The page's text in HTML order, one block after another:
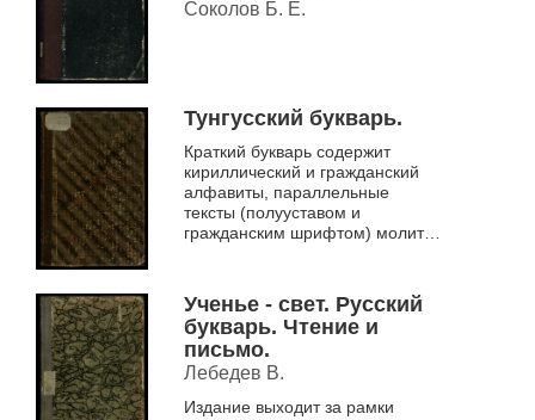
русского языка с
Соколов Б. Е.
Тунгусский букварь.
Краткий букварь содержит
кириллический и гражданский
алфавиты, параллельные
тексты (полууставом и
гражданским шрифтом) молитв
Ученье - свет. Русский
букварь. Чтение и
письмо.
Лебедев В.
Издание выходит за рамки